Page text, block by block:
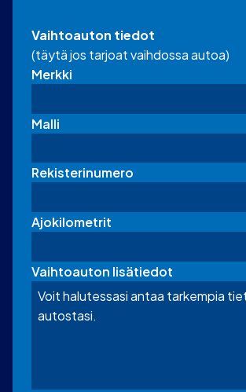
Vaihtoauton tiedot
(täytä jos tarjoat vaihdossa autoa)
Merkki
Malli
Rekisterinumero
Ajokilometrit
Vaihtoauton lisätiedot